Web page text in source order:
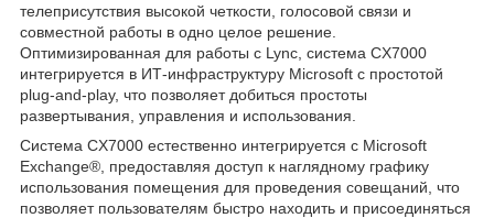
телеприсутствия высокой четкости, голосовой связи и
совместной работы в одно целое решение.
Оптимизированная для работы с Lync, система CX7000
интегрируется в ИТ-инфраструктуру Microsoft с простотой
plug-and-play, что позволяет добиться простоты
развертывания, управления и использования.
Система CX7000 естественно интегрируется с Microsoft
Exchange®, предоставляя доступ к наглядному графику
использования помещения для проведения совещаний, что
позволяет пользователям быстро находить и присоединяться